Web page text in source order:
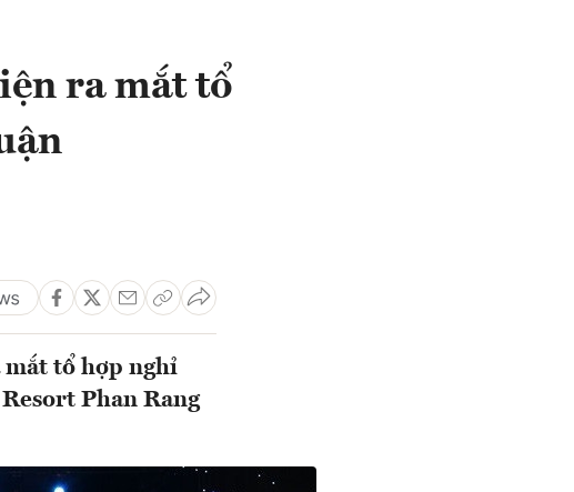
ra mắt tổ
mắt tổ hợp nghỉ
Phan Rang